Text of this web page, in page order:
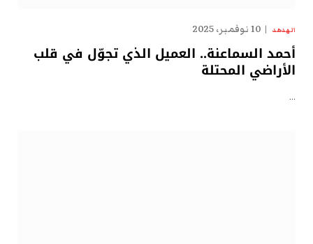
الهدهد 10 نوفمبر، 2025
أحمد السماعنة.. العميل الذي تجوّل في قلب
الأراضي المحتلة
…